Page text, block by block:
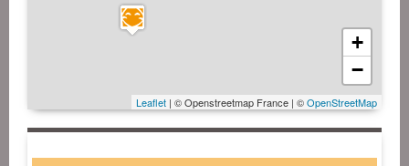
+
−
Leaflet | © Openstreetmap France | ©OpenStreetMap